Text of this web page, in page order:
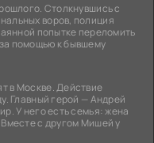
Столкнувшись с
воров, полиция
попытке переломить
помощью к бывшему
в Москве. Действие
Главный герой — Андрей
У него есть семья: жена
с другом Мишей у